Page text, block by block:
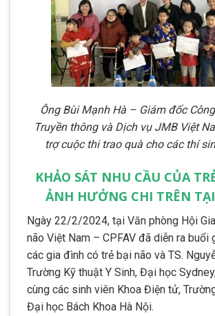
Ông Bùi Mạnh Hà – Giám đốc
Truyền thông và Dịch vụ JMB Việt
trợ cuộc thi trao quà cho các thí
KHẢO SÁT NHU CẦU CỦA
ẢNH HƯỞNG CHI TRÊN
Ngày 22/2/2024, tại Văn phòng Hội
não Việt Nam – CPFAV đã diễn ra buổi
các gia đình có trẻ bại não và TS.
Trường Kỹ thuật Y Sinh, Đại học
cùng các sinh viên Khoa Điện tử,
Đại học Bách Khoa Hà Nội.